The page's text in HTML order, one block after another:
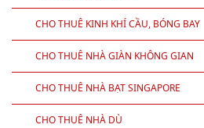
CHO THUÊ KINH KHÍ CẦU, BÓNG BAY
CHO THUÊ NHÀ GIÀN KHÔNG GIAN
CHO THUÊ NHÀ BẠT SINGAPORE
CHO THUÊ NHÀ DÙ